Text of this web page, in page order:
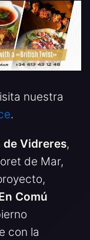
nuestra
.
de Vidreres,
de Mar,
Comú
con la